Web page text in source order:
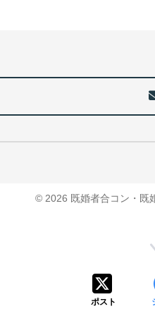
© 2026 既婚者合コン・既
ポスト